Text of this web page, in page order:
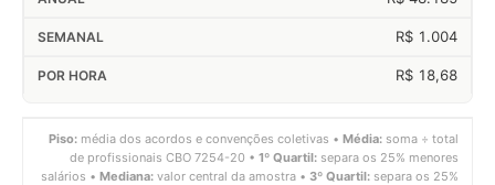
R$ 1.004
R$ 18,68
Piso: média dos acordos e convenções coletivas • Média: soma ÷ total
de profissionais CBO 7254-20 • 1º Quartil: separa os 25% menores
salários • Mediana: valor central da amostra • 3º Quartil: separa os 25%